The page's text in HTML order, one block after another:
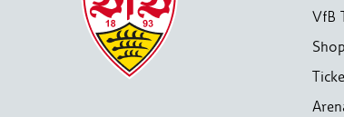
VfB
Shop